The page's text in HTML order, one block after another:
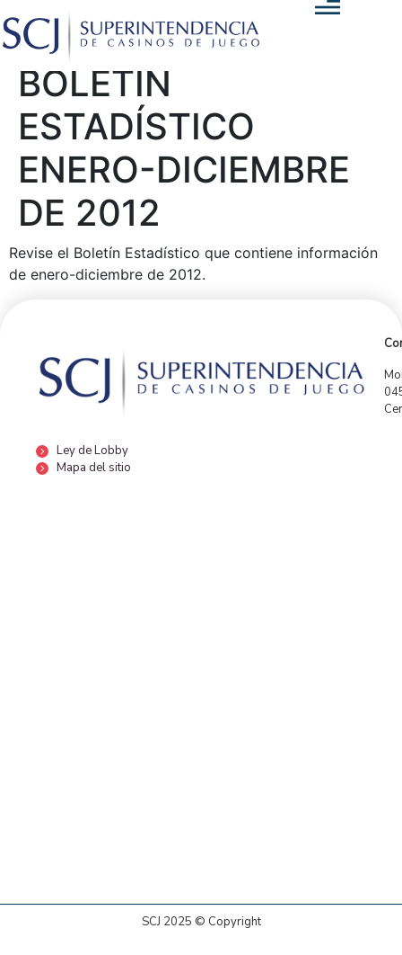
BOLETÍN
ESTADÍSTICO
ENERO-DICIEMBRE
DE 2012
Revise el Boletín Estadístico que contiene información
de enero-diciembre de 2012.
Ley de Lobby
Mapa del sitio
SCJ 2025 © Copyright